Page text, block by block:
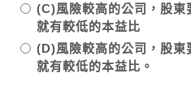
(C)風險較高的公司，股東
就有較低的本益比
(D)風險較高的公司，股東
就有較低的本益比。